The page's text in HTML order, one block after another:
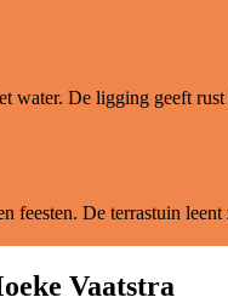
water. De ligging geeft
feesten. De terrastuin
Vaatstra